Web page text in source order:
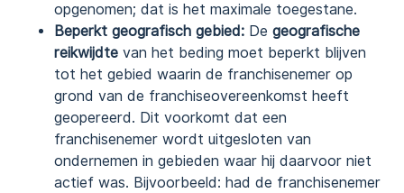
opgenomen; dat is het maximale toegestane.
Beperkt geografisch gebied: De geografische
reikwijdte van het beding moet beperkt blijven
tot het gebied waarin de franchisenemer op
grond van de franchiseovereenkomst heeft
geopereerd. Dit voorkomt dat een
franchisenemer wordt uitgesloten van
ondernemen in gebieden waar hij daarvoor niet
actief was. Bijvoorbeeld: had de franchisenemer